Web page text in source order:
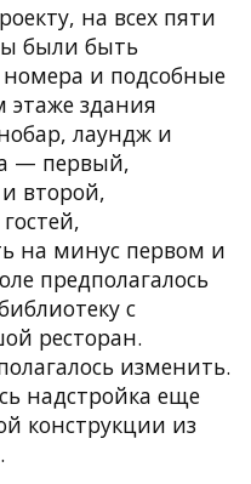
на всех пяти
были быть
и подсобные
здания
лаундж и
— первый,
второй,
на минус первом и
предполагалось
с
ресторан.
изменить.
надстройка еще
конструкции из